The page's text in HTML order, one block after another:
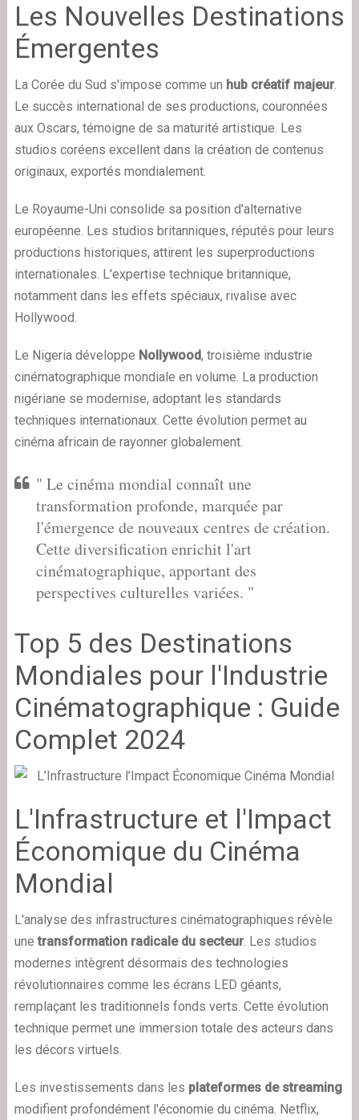
Les Nouvelles Destinations
Émergentes
La Corée du Sud s'impose comme un hub créatif majeur.
Le succès international de ses productions, couronnées
aux Oscars, témoigne de sa maturité artistique. Les
studios coréens excellent dans la création de contenus
originaux, exportés mondialement.
Le Royaume-Uni consolide sa position d'alternative
européenne. Les studios britanniques, réputés pour leurs
productions historiques, attirent les superproductions
internationales. L'expertise technique britannique,
notamment dans les effets spéciaux, rivalise avec
Hollywood.
Le Nigeria développe Nollywood, troisième industrie
cinématographique mondiale en volume. La production
nigériane se modernise, adoptant les standards
techniques internationaux. Cette évolution permet au
cinéma africain de rayonner globalement.
" Le cinéma mondial connaît une
transformation profonde, marquée par
l'émergence de nouveaux centres de création.
Cette diversification enrichit l'art
cinématographique, apportant des
perspectives culturelles variées. "
Top 5 des Destinations
Mondiales pour l'Industrie
Cinématographique : Guide
Complet 2024
L'Infrastructure et l'Impact
Économique du Cinéma
Mondial
L'analyse des infrastructures cinématographiques révèle
unetransformation radicale du secteur. Les studios
modernes intègrent désormais des technologies
révolutionnaires comme les écrans LED géants,
remplaçant les traditionnels fonds verts. Cette évolution
technique permet une immersion totale des acteurs dans
les décors virtuels.
Les investissements dans les plateformes de streaming
modifient profondément l'économie du cinéma. Netflix,